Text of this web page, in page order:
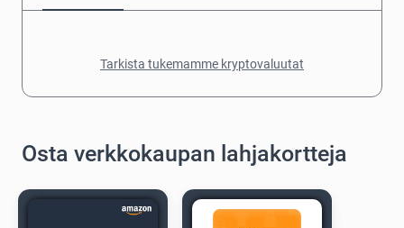
Tarkista tukemamme kryptovaluutat
Osta verkkokaupan lahjakortteja